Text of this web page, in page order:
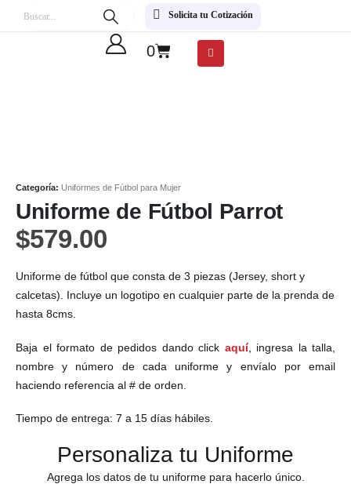
Solicita tu Cotización
0
Categoría: Uniformes de Fútbol para Mujer
Uniforme de Fútbol Parrot
$579.00
Uniforme de fútbol que consta de 3 piezas (Jersey, short y
calcetas). Incluye un logotipo en cualquier parte de la prenda de
hasta 8cms.
Baja el formato de pedidos dando click aquí,
ingresa la talla,
nombre y número de cada uniforme y envíalo por email
haciendo referencia al # de orden.
Tiempo de entrega: 7 a 15 días hábiles.
Personaliza tu Uniforme
Agrega los datos de tu uniforme para hacerlo único.